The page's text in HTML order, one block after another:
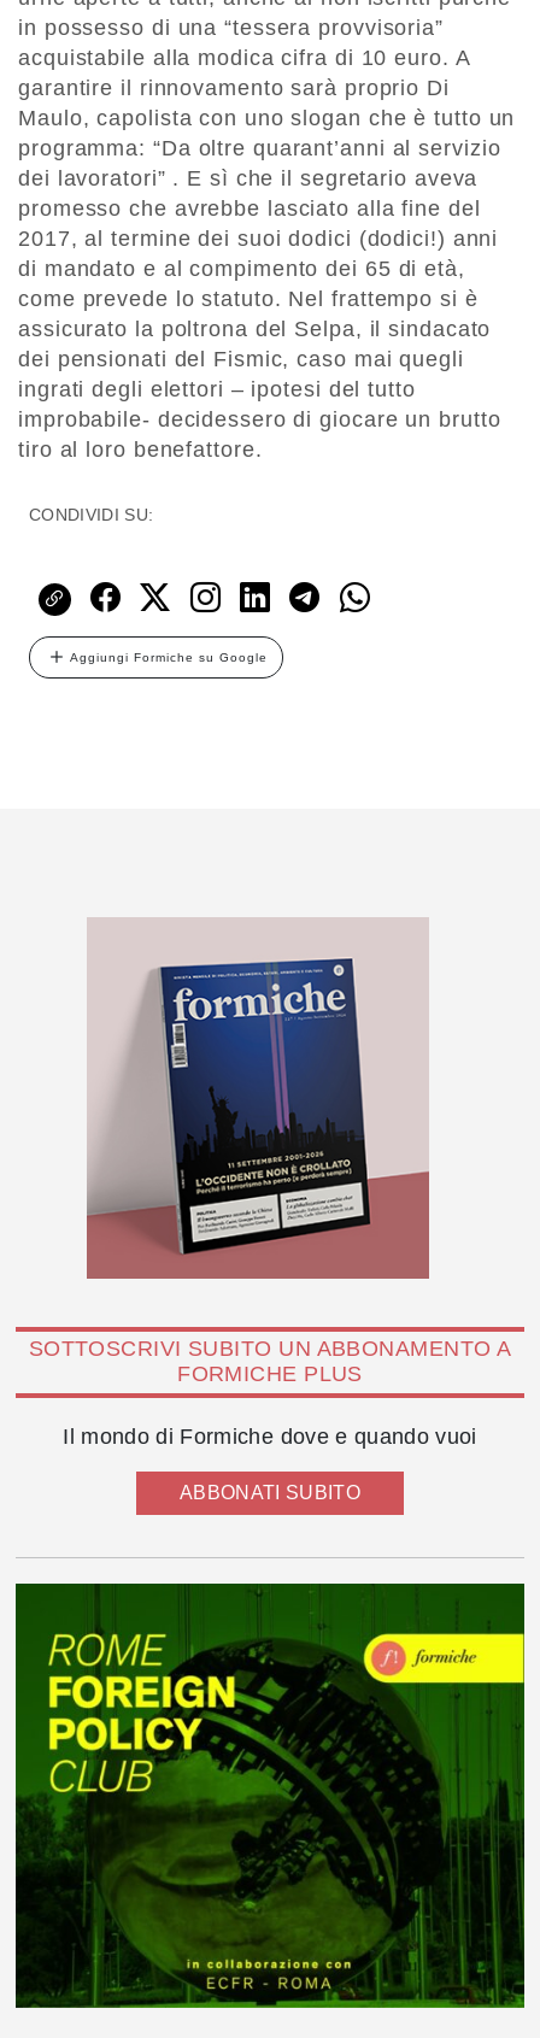
in possesso di una “tessera provvisoria”
acquistabile alla modica cifra di 10 euro. A
garantire il rinnovamento sarà proprio Di
Maulo, capolista con uno slogan che è tutto un
programma: “Da oltre quarant’anni al servizio
dei lavoratori” . E sì che il segretario aveva
promesso che avrebbe lasciato alla fine del
2017, al termine dei suoi dodici (dodici!) anni
di mandato e al compimento dei 65 di età,
come prevede lo statuto. Nel frattempo si è
assicurato la poltrona del Selpa, il sindacato
dei pensionati del Fismic, caso mai quegli
ingrati degli elettori – ipotesi del tutto
improbabile- decidessero di giocare un brutto
tiro al loro benefattore.
CONDIVIDI SU:
Aggiungi Formiche su Google
SOTTOSCRIVI SUBITO UN ABBONAMENTO A
FORMICHE PLUS
Il mondo di Formiche dove e quando vuoi
ABBONATI SUBITO